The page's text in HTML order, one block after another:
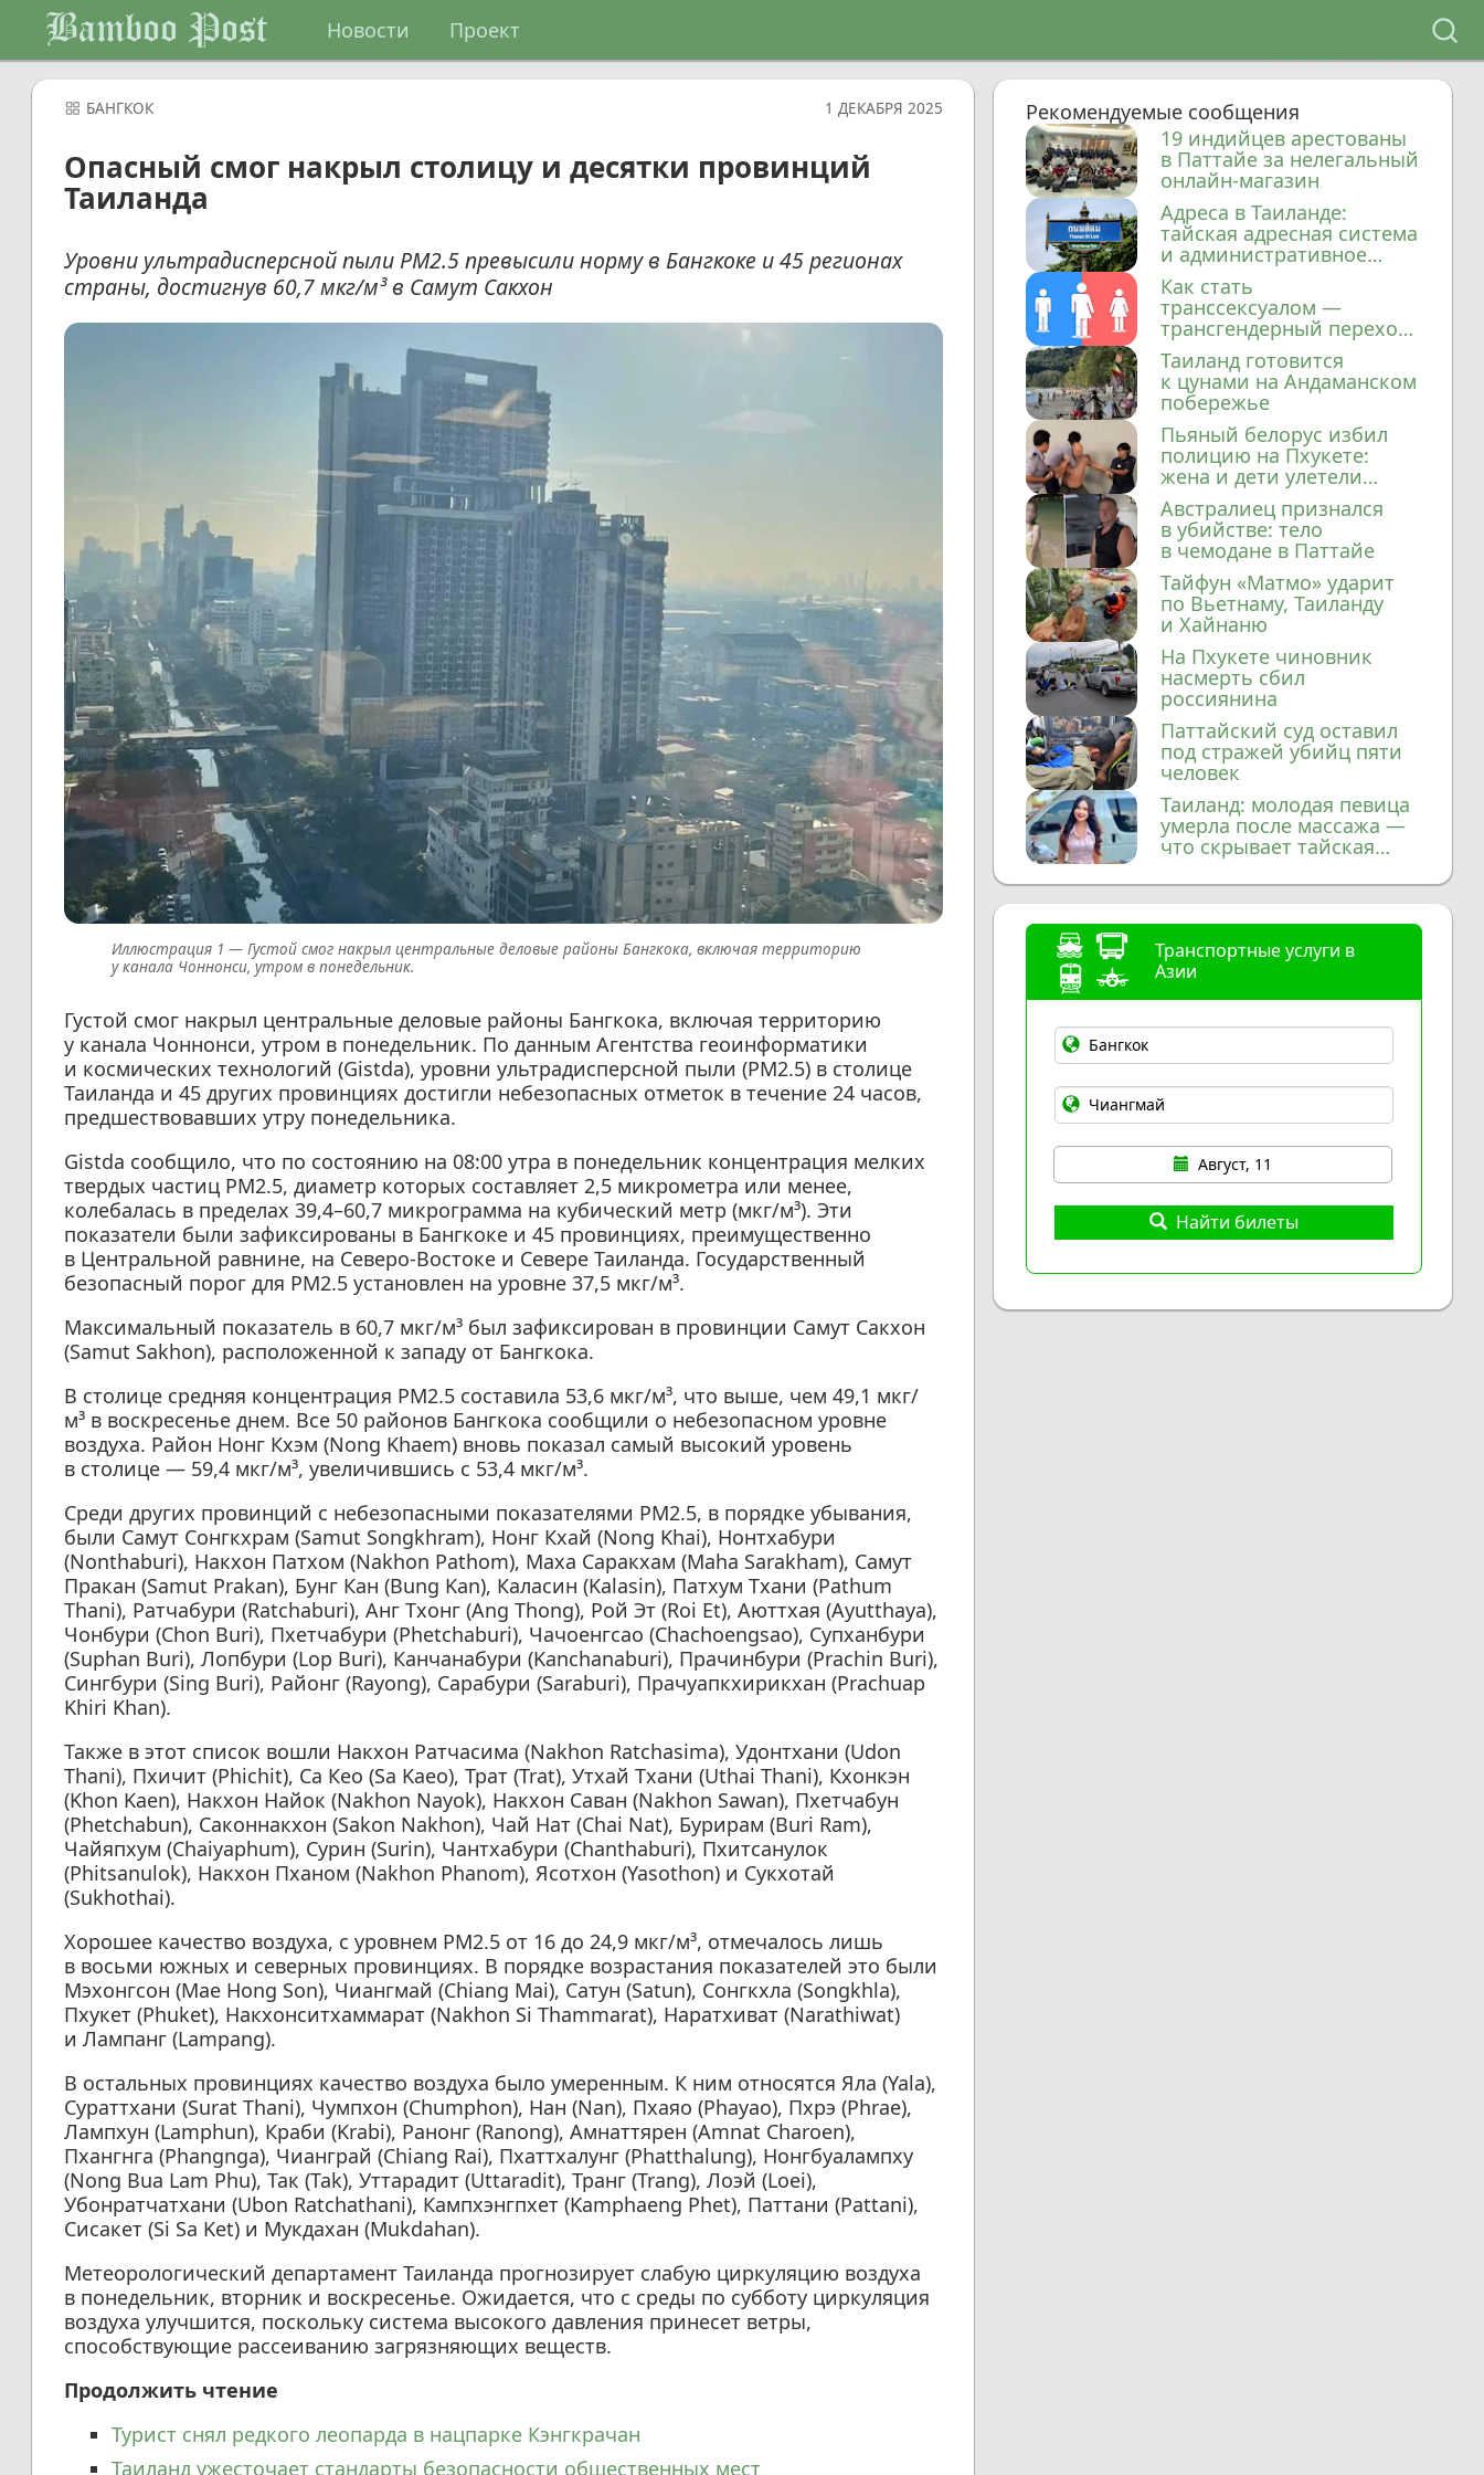
Bamboo Post Новости Проект
БАНГКОК 1 ДЕКАБРЯ 2025
Опасный смог накрыл столицу и десятки провинций
Таиланда
Уровни ультрадисперсной пыли PM2.5 превысили норму в Бангкоке и 45 регионах
страны, достигнув 60,7 мкг/м³ в Самут Сакхон
Густой смог накрыл центральные деловые районы Бангкока, включая территорию
у канала Чоннонси, утром в понедельник.
Густой смог накрыл центральные деловые районы Бангкока, включая территорию
у канала Чоннонси, утром в понедельник. По данным Агентства геоинформатики
и космических технологий (Gistda), уровни ультрадисперсной пыли (PM2.5) в столице
Таиланда и 45 других провинциях достигли небезопасных отметок в течение 24 часов,
предшествовавших утру понедельника.
Gistda сообщило, что по состоянию на 08:00 утра в понедельник концентрация мелких
твердых частиц PM2.5, диаметр которых составляет 2,5 микрометра или менее,
колебалась в пределах 39,4–60,7 микрограмма на кубический метр (мкг/м³). Эти
показатели были зафиксированы в Бангкоке и 45 провинциях, преимущественно
в Центральной равнине, на Северо-Востоке и Севере Таиланда. Государственный
безопасный порог для PM2.5 установлен на уровне 37,5 мкг/м³.
Максимальный показатель в 60,7 мкг/м³ был зафиксирован в провинции Самут Сакхон
(Samut Sakhon), расположенной к западу от Бангкока.
В столице средняя концентрация PM2.5 составила 53,6 мкг/м³, что выше, чем 49,1 мкг/
м³ в воскресенье днем. Все 50 районов Бангкока сообщили о небезопасном уровне
воздуха. Район Нонг Кхэм (Nong Khaem) вновь показал самый высокий уровень
в столице — 59,4 мкг/м³, увеличившись с 53,4 мкг/м³.
Среди других провинций с небезопасными показателями PM2.5, в порядке убывания,
были Самут Сонгкхрам (Samut Songkhram), Нонг Кхай (Nong Khai), Нонтхабури
(Nonthaburi), Накхон Патхом (Nakhon Pathom), Маха Саракхам (Maha Sarakham), Самут
Пракан (Samut Prakan), Бунг Кан (Bung Kan), Каласин (Kalasin), Патхум Тхани (Pathum
Thani), Ратчабури (Ratchaburi), Анг Тхонг (Ang Thong), Рой Эт (Roi Et), Аюттхая (Ayutthaya),
Чонбури (Chon Buri), Пхетчабури (Phetchaburi), Чачоенгсао (Chachoengsao), Супханбури
(Suphan Buri), Лопбури (Lop Buri), Канчанабури (Kanchanaburi), Прачинбури (Prachin Buri),
Сингбури (Sing Buri), Районг (Rayong), Сарабури (Saraburi), Прачуапкхирикхан (Prachuap
Khiri Khan).
Также в этот список вошли Накхон Ратчасима (Nakhon Ratchasima), Удонтхани (Udon
Thani), Пхичит (Phichit), Са Кео (Sa Kaeo), Трат (Trat), Утхай Тхани (Uthai Thani), Кхонкэн
(Khon Kaen), Накхон Найок (Nakhon Nayok), Накхон Саван (Nakhon Sawan), Пхетчабун
(Phetchabun), Саконнакхон (Sakon Nakhon), Чай Нат (Chai Nat), Бурирам (Buri Ram),
Чайяпхум (Chaiyaphum), Сурин (Surin), Чантхабури (Chanthaburi), Пхитсанулок
(Phitsanulok), Накхон Пханом (Nakhon Phanom), Ясотхон (Yasothon) и Сукхотай
(Sukhothai).
Хорошее качество воздуха, с уровнем PM2.5 от 16 до 24,9 мкг/м³, отмечалось лишь
в восьми южных и северных провинциях. В порядке возрастания показателей это были
Мэхонгсон (Mae Hong Son), Чиангмай (Chiang Mai), Сатун (Satun), Сонгкхла (Songkhla),
Пхукет (Phuket), Накхонситхаммарат (Nakhon Si Thammarat), Наратхиват (Narathiwat)
и Лампанг (Lampang).
В остальных провинциях качество воздуха было умеренным. К ним относятся Яла (Yala),
Сураттхани (Surat Thani), Чумпхон (Chumphon), Нан (Nan), Пхаяо (Phayao), Пхрэ (Phrae),
Лампхун (Lamphun), Краби (Krabi), Ранонг (Ranong), Амнаттярен (Amnat Charoen),
Пхангнга (Phangnga), Чианграй (Chiang Rai), Пхаттхалунг (Phatthalung), Нонгбуалампху
(Nong Bua Lam Phu), Так (Tak), Уттарадит (Uttaradit), Транг (Trang), Лоэй (Loei),
Убонратчатхани (Ubon Ratchathani), Кампхэнгпхет (Kamphaeng Phet), Паттани (Pattani),
Сисакет (Si Sa Ket) и Мукдахан (Mukdahan).
Метеорологический департамент Таиланда прогнозирует слабую циркуляцию воздуха
в понедельник, вторник и воскресенье. Ожидается, что с среды по субботу циркуляция
воздуха улучшится, поскольку система высокого давления принесет ветры,
способствующие рассеиванию загрязняющих веществ.
Продолжить чтение
Турист снял редкого леопарда в нацпарке Кэнгкрачан
Таиланд ужесточает стандарты безопасности общественных мест
Рекомендуемые сообщения
19 индийцев арестованы
в Паттайе за нелегальный
онлайн-магазин
Адреса в Таиланде:
тайская адресная система
и административное
деление
Как стать
транссексуалом —
трансгендерный переход
в Таиланде
Таиланд готовится
к цунами на Андаманском
побережье
Пьяный белорус избил
полицию на Пхукете:
жена и дети улетели
домой
Австралиец признался
в убийстве: тело
в чемодане в Паттайе
Тайфун «Матмо» ударит
по Вьетнаму, Таиланду
и Хайнаню
На Пхукете чиновник
насмерть сбил
россиянина
Паттайский суд оставил
под стражей убийц пяти
человек
Таиланд: молодая певица
умерла после массажа —
что скрывает тайская
медицина?
Транспортные услуги в
Азии
Август, 11
Найти билеты